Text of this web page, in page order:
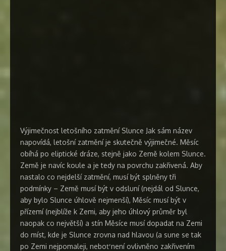
Výjimečnost letošního zatmění Slunce Jak sám název
napovídá, letošní zatmění je skutečně výjimečné. Měsíc
obíhá po eliptické dráze, stejně jako Země kolem Slunce.
Země je navíc koule a je tedy na povrchu zakřivená. Aby
nastalo co nejdelší zatmění, musí být splněny tři
podmínky – Země musí být v odsluní (nejdál od Slunce,
aby bylo Slunce úhlově nejmenší), Měsíc musí být v
přízemí (nejblíže k Zemi, aby jeho úhlový průměr byl
naopak co největší) a stín Měsíce musí dopadat na Zemi
do míst, kde je Slunce zrovna nad hlavou (a sune se tak
po Zemi nejpomaleji, neboť není ovlivněno zakřivením